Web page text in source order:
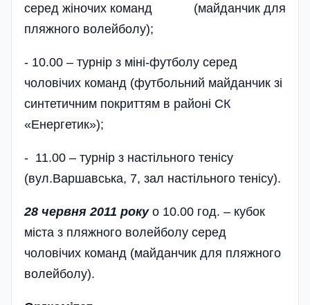
серед жіночих команд (май­данчик для
пляжного волейболу);
- 10.00 – турнір з міні-футболу серед
чоловічих команд (футбольний майданчик зі
синтетичним покриттям в районі СК
«Енергетик»);
- 11.00 – турнір з настільного тенісу
(вул.Варшавська, 7, зал настільного тенісу).
28 червня 2011 рокуо 10.00 год. – кубок
міста з пляжного волейболу серед
чоловічих команд (майданчик для пляжного
волейболу).